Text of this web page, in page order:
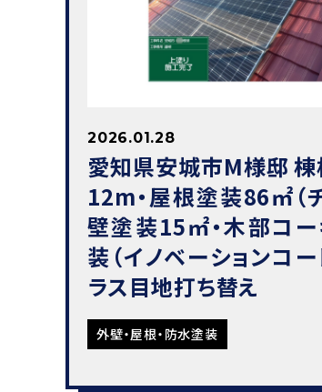
2026.01.28
愛知県安城市M様邸
12m・屋根塗装86㎡（
壁塗装15㎡・木部コ
装（イノベーションコー
ラス目地打ち替え
外壁・屋根・防水塗装